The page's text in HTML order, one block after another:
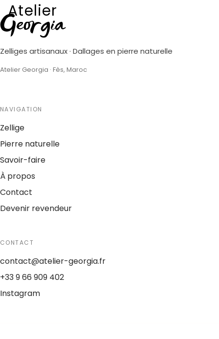
Atelier
Georgia
Zelliges artisanaux · Dallages en pierre naturelle
Atelier Georgia · Fès, Maroc
NAVIGATION
Zellige
Pierre naturelle
Savoir-faire
À propos
Contact
Devenir revendeur
CONTACT
contact@atelier-georgia.fr
+33 9 66 909 402
Instagram